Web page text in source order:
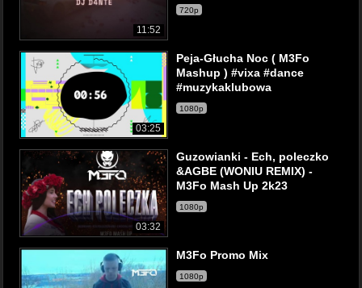
11:52
720p
03:25
Peja-Głucha Noc ( M3Fo
Mashup ) #vixa #dance
#muzykaklubowa
1080p
03:32
Guzowianki - Ech, poleczko
&AGBE (WONIU REMIX) -
M3Fo Mash Up 2k23
1080p
M3Fo Promo Mix
1080p